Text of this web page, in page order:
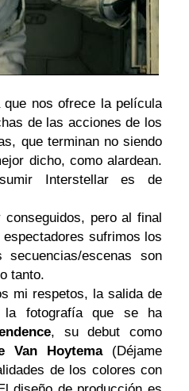
nos ofrece la película
de las acciones de los
que terminan no siendo
dicho, como alardean.
Interstellar es de
pero al final
sufrimos los
escenas son
tanto.
mi respetos, la salida de
fotografía que se ha
, su debut como
Van Hoytema (Déjame
de los colores con